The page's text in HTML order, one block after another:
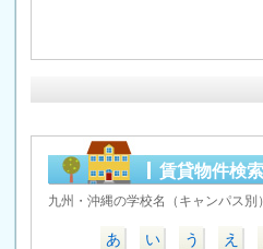
賃貸物件検
九州・沖縄の学校名（キャンパス別
あ い う え